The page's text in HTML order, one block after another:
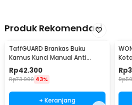
Produk Rekomendasi
TaffGUARD Brankas Buku
Kamus Kunci Manual Anti
Maling Hidden Safe Box Kecil -
KB-10L
Rp42.300
Rp73.900 43%
+ Keranjang
Rp
Rp